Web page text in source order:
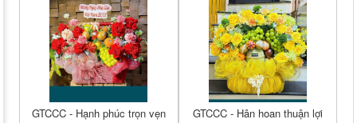
GTCCC - Hạnh phúc trọn vẹn GTCCC - Hân hoan thuận lợi